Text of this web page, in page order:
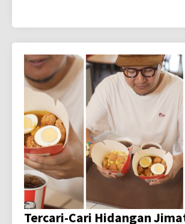
Tercari-Cari Hidangan